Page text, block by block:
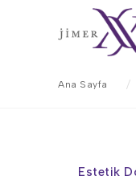
Ana Sayfa
Estetik